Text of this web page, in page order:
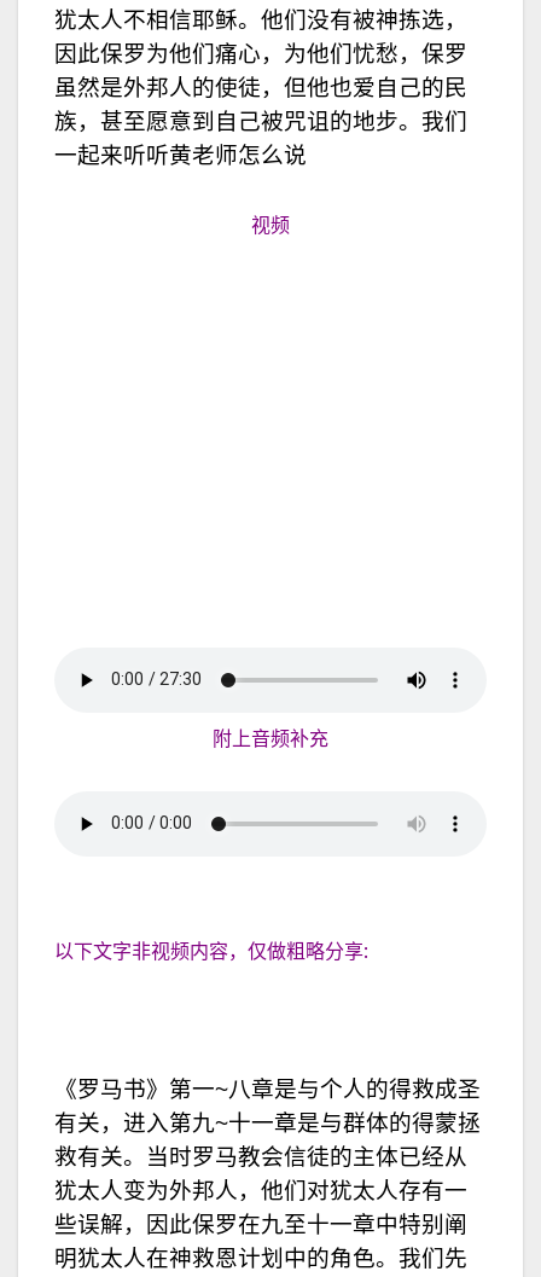
犹太人不相信耶稣。他们没有被神拣选，
因此保罗为他们痛心，为他们忧愁，保罗
虽然是外邦人的使徒，但他也爱自己的民
族，甚至愿意到自己被咒诅的地步。我们
一起来听听黄老师怎么说
视频
附上音频补充
以下文字非视频内容，仅做粗略分享:
《罗马书》第一~八章是与个人的得救成圣
有关，进入第九~十一章是与群体的得蒙拯
救有关。当时罗马教会信徒的主体已经从
犹太人变为外邦人，他们对犹太人存有一
些误解，因此保罗在九至十一章中特别阐
明犹太人在神救恩计划中的角色。我们先